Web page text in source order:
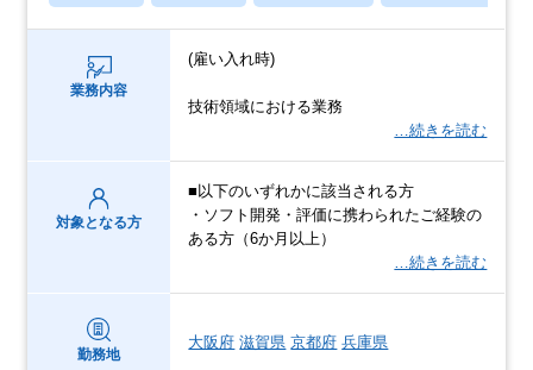
業務内容
(雇い入れ時)
技術領域における業務
…続きを読む
対象となる方
■以下のいずれかに該当される方
・ソフト開発・評価に携わられたご経験の
ある方（6か月以上）
…続きを読む
勤務地
大阪府 滋賀県 京都府 兵庫県